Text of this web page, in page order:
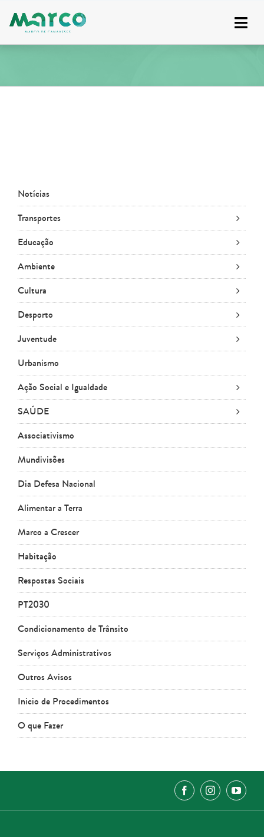
to
Notícias
Transportes
Educação
Ambiente
Cultura
Desporto
Juventude
Urbanismo
Ação Social e Igualdade
SAÚDE
Associativismo
Mundivisões
Dia Defesa Nacional
Alimentar a Terra
Marco a Crescer
Habitação
Respostas Sociais
PT2030
Condicionamento de Trânsito
Serviços Administrativos
Outros Avisos
Inicio de Procedimentos
O que Fazer